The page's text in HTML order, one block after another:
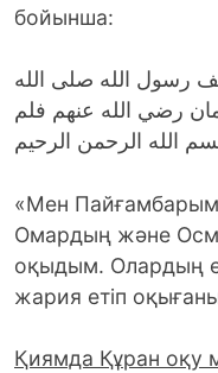
бойынша:
رسول الله صلى الله
رضي الله عنهم فلم
الله الرحمن الرحيم
«Мен
Омардың және
оқыдым. Олардың
жария етіп
Қиямда Құран оқу